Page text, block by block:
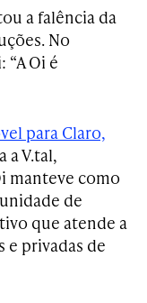
a falência da
No
“A Oi é
para Claro,
a V.tal,
manteve como
de
que atende a
e privadas de